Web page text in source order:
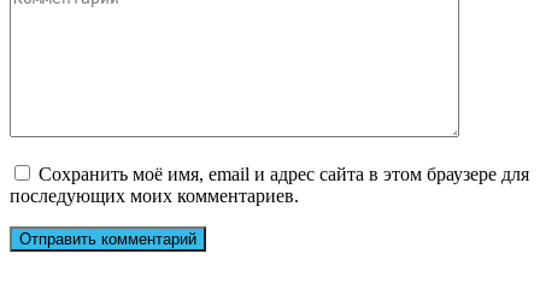
Сохранить моё имя, email и адрес сайта в этом браузере для
последующих моих комментариев.